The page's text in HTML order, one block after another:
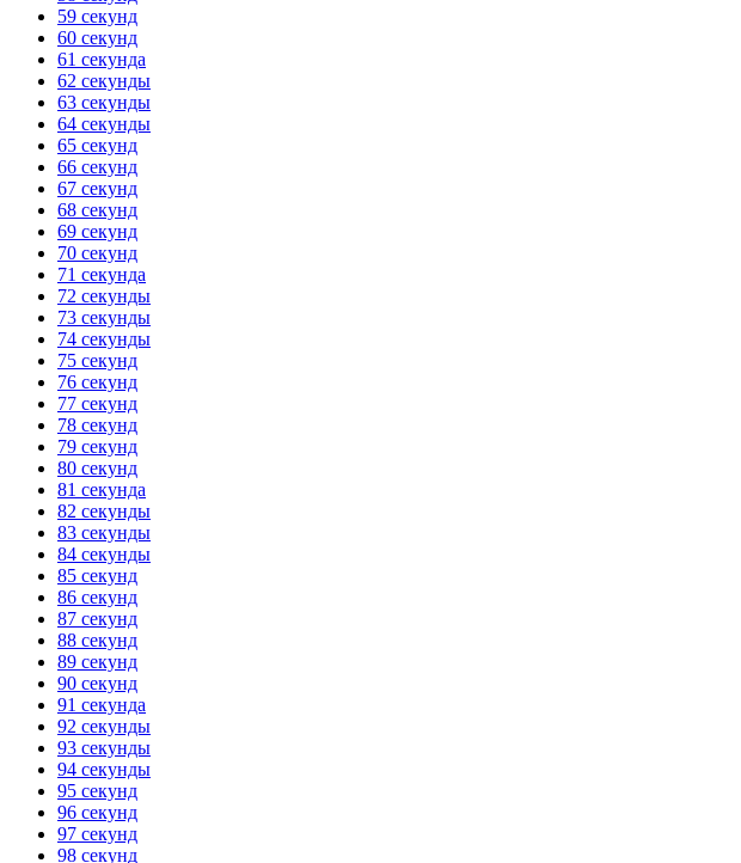
59 секунд
60 секунд
61 секунда
62 секунды
63 секунды
64 секунды
65 секунд
66 секунд
67 секунд
68 секунд
69 секунд
70 секунд
71 секунда
72 секунды
73 секунды
74 секунды
75 секунд
76 секунд
77 секунд
78 секунд
79 секунд
80 секунд
81 секунда
82 секунды
83 секунды
84 секунды
85 секунд
86 секунд
87 секунд
88 секунд
89 секунд
90 секунд
91 секунда
92 секунды
93 секунды
94 секунды
95 секунд
96 секунд
97 секунд
98 секунд